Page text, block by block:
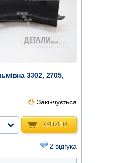
3302, 2705,
Закінчується
КУПИТИ
2 відгука